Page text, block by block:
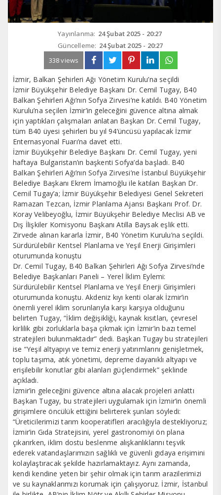
Yayınlanma: 24 Şubat 2025 - 20:27
Güncelleme: 24 Şubat 2025 - 20:27
338 views
İzmir, Balkan Şehirleri Ağı Yönetim Kurulu’na seçildi
İzmir Büyükşehir Belediye Başkanı Dr. Cemil Tugay, B40
Balkan Şehirleri Ağı’nın Sofya Zirvesi’ne katıldı. B40 Yönetim
Kurulu’na seçilen İzmir’in geleceğini güvence altına almak
için yaptıkları çalışmaları anlatan Başkan Dr. Cemil Tugay,
tüm B40 üyesi şehirleri bu yıl 94’üncüsü yapılacak İzmir
Enternasyonal Fuarı’na davet etti.
İzmir Büyükşehir Belediye Başkanı Dr. Cemil Tugay, yeni
haftaya Bulgaristan’ın başkenti Sofya’da başladı. B40
Balkan Şehirleri Ağı’nın Sofya Zirvesi’ne İstanbul Büyükşehir
Belediye Başkanı Ekrem İmamoğlu ile katılan Başkan Dr.
Cemil Tugay’a; İzmir Büyükşehir Belediyesi Genel Sekreteri
Ramazan Tezcan, İzmir Planlama Ajansı Başkanı Prof. Dr.
Koray Velibeyoğlu, İzmir Büyükşehir Belediye Meclisi AB ve
Dış İlişkiler Komisyonu Başkanı Atilla Baysak eşlik etti.
Zirvede alınan kararla İzmir, B40 Yönetim Kurulu’na seçildi.
Sürdürülebilir Kentsel Planlama ve Yeşil Enerji Girişimleri
oturumunda konuştu
Dr. Cemil Tugay, B40 Balkan Şehirleri Ağı Sofya Zirvesi’nde
Belediye Başkanları Paneli – Yerel İklim Eylemi:
Sürdürülebilir Kentsel Planlama ve Yeşil Enerji Girişimleri
oturumunda konuştu. Akdeniz kıyı kenti olarak İzmir’in
önemli yerel iklim sorunlarıyla karşı karşıya olduğunu
belirten Tugay, “İklim değişikliği, kaynak kısıtları, çevresel
kirlilik gibi zorluklarla başa çıkmak için İzmir’in bazı temel
stratejileri bulunmaktadır” dedi. Başkan Tugay bu stratejileri
ise “Yeşil altyapıyı ve temiz enerji yatırımlarını genişletmek,
toplu taşıma, atık yönetimi, depreme dayanıklı altyapı ve
erişilebilir konutlar gibi alanları güçlendirmek” şeklinde
açıkladı.
İzmir’in geleceğini güvence altına alacak projeleri anlattı
Başkan Tugay, bu stratejileri uygulamak için İzmir’in önemli
girişimlere öncülük ettiğini belirterek şunları söyledi:
“Üreticilerimizi tarım kooperatifleri aracılığıyla destekliyoruz;
İzmir’in Gıda Stratejisini, yerel gastronomiyi ön plana
çıkarırken, iklim dostu beslenme alışkanlıklarını teşvik
ederek vatandaşlarımızın sağlıklı ve güvenli gıdaya erişimini
kolaylaştıracak şekilde hazırlamaktayız. Aynı zamanda,
kendi kendine yeten bir şehir olmak için tarım arazilerimizi
ve su kaynaklarımızı korumak için çalışıyoruz. İzmir, İstanbul